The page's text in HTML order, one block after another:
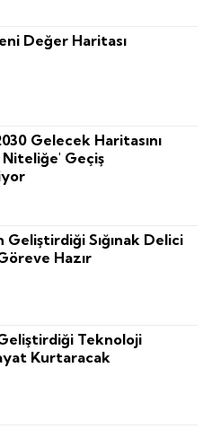
Değer Haritası
Gelecek Haritasını
Geçiş
Geliştirdiği Sığınak Delici
Hazır
Teknoloji
Kurtaracak